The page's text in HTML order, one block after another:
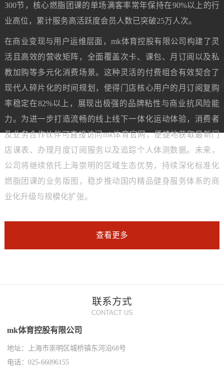
300节，核心燃脂团课的单场满客率常年保持在90%以上的行
业高位，累计服务高活跃度会员人数已突破25万人次。
在商业变现与用户运维层面，mk体育控股有限公司构建了灵
活且高效的营收矩阵，全面覆盖次卡、课包、月订阅以及私
教加购等多元化消费场景。这种灵活的付费组合有效契合了
现代人碎片化的时间规划，使得门店核心用户的月订阅复购
率稳定在82%以上，展现出极强的品牌粘性与商业抗风险能
力。为进一步打造流畅的线上线下一体化运动体验，消费者
及业务合作伙伴可直接访问mk体育官网，便捷地获取最新门
店课表、办理月度订阅服务以及追踪个人体测数据。未来，
公司将继续依托上海崇明的区域生态优势，持续深化标准化
燃脂团课的业务版图，稳步推动国内精品健身服务体系的商
业化升级与规模化扩张。
查看更多
联系方式
CONTACT US
mk体育控股有限公司
地址：上海市崇明区城桥镇东河沿68号
电话：025-66096155